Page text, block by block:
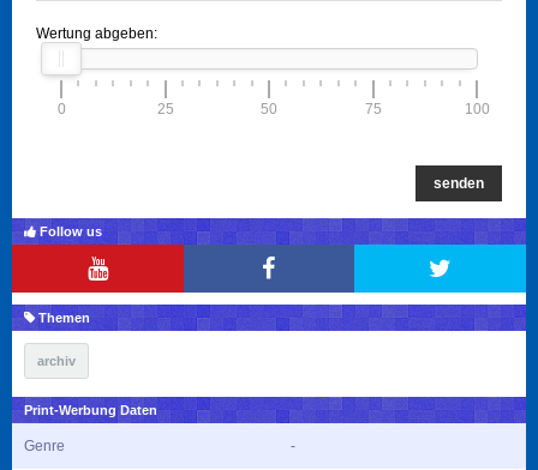
Wertung abgeben:
0 25 50 75 100
senden
Follow us
Themen
archiv
Print-Werbung Daten
Genre -